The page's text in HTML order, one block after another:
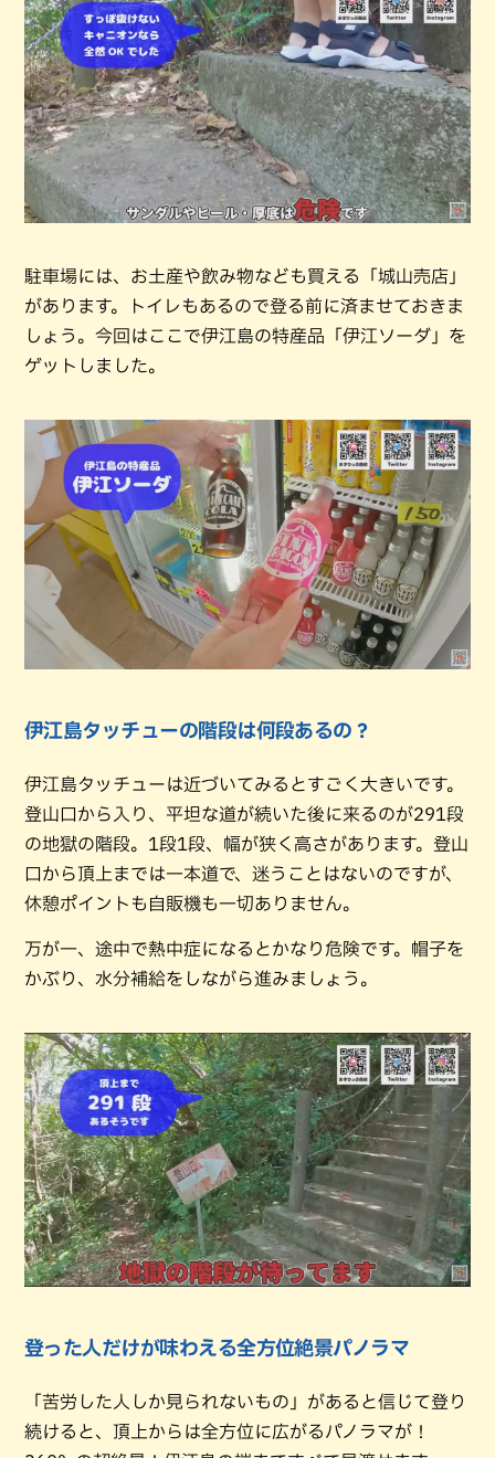
駐車場には、お土産や飲み物なども買える「城山売店」
があります。トイレもあるので登る前に済ませておきま
しょう。今回はここで伊江島の特産品「伊江ソーダ」を
ゲットしました。
伊江島タッチューの階段は何段あるの？
伊江島タッチューは近づいてみるとすごく大きいです。
登山口から入り、平坦な道が続いた後に来るのが291段
の地獄の階段。1段1段、幅が狭く高さがあります。登山
口から頂上までは一本道で、迷うことはないのですが、
休憩ポイントも自販機も一切ありません。
万が一、途中で熱中症になるとかなり危険です。帽子を
かぶり、水分補給をしながら進みましょう。
登った人だけが味わえる全方位絶景パノラマ
「苦労した人しか見られないもの」があると信じて登り
続けると、頂上からは全方位に広がるパノラマが！